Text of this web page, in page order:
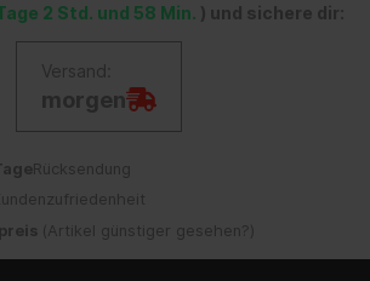
2 Std. und 58 Min. ) und sichere dir:
Versand:
morgen
Rücksendung
( Artikel günstiger gesehen? )